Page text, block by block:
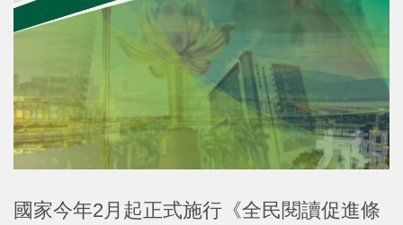
國家今年2月起正式施行《全民閱讀促進條